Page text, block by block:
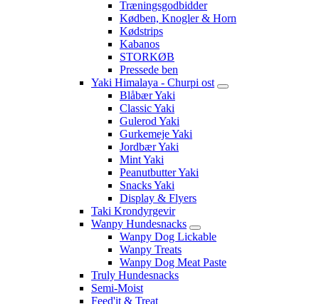
Træningsgodbidder
Kødben, Knogler & Horn
Kødstrips
Kabanos
STORKØB
Pressede ben
Yaki Himalaya - Churpi ost
Blåbær Yaki
Classic Yaki
Gulerod Yaki
Gurkemeje Yaki
Jordbær Yaki
Mint Yaki
Peanutbutter Yaki
Snacks Yaki
Display & Flyers
Taki Krondyrgevir
Wanpy Hundesnacks
Wanpy Dog Lickable
Wanpy Treats
Wanpy Dog Meat Paste
Truly Hundesnacks
Semi-Moist
Feed'it & Treat